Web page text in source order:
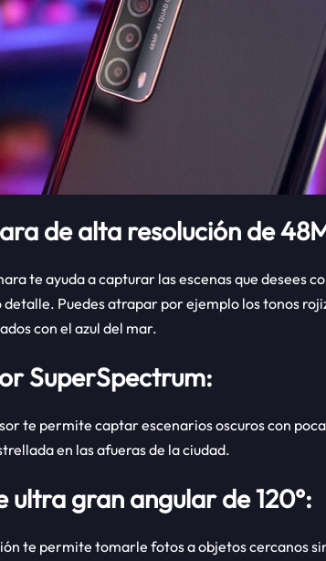
de alta resolución de
te ayuda a capturar las escenas que desees
detalle. Puedes atrapar por ejemplo los tonos
con el azul del mar.
SuperSpectrum:
te permite captar escenarios oscuros con
en las afueras de la ciudad.
ultra gran angular de 120°:
te permite tomarle fotos a objetos cercanos